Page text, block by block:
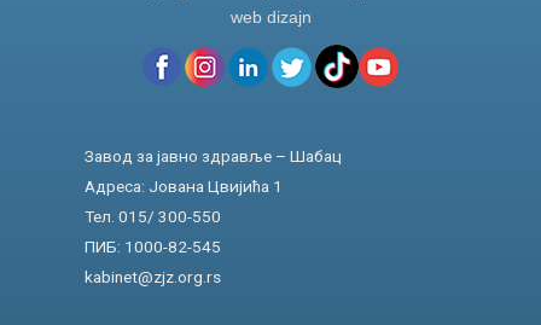
web dizajn
Завод за јавно здравље – Шабац
Адреса: Јована Цвијића 1
Тел. 015/ 300-550
ПИБ: 1000-82-545
kabinet@zjz.org.rs